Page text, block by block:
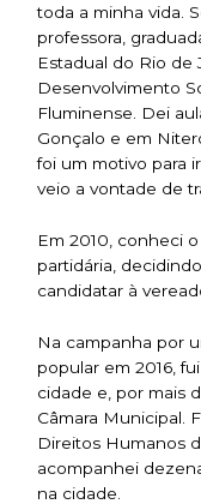
toda a minha vida.
professora,
Estadual do Rio de
Desenvolvimento
Fluminense. Dei
Gonçalo e em
foi um motivo para
veio a vontade de
Em 2010, conheci
partidária,
candidatar à
Na campanha por
popular em 2016,
cidade e, por mais
Câmara Municipal.
Direitos Humanos
acompanhei
na cidade.